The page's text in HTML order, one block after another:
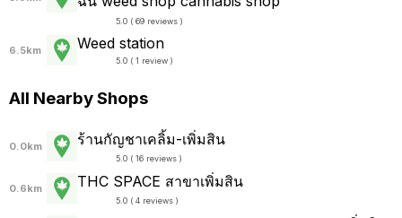
5.0 ( 69 reviews )
6.5km Weed station
5.0 ( 1 review )
All Nearby Shops
0.0km ร้านกัญชาเคลิ้ม-เพิ่มสิน
5.0 ( 16 reviews )
0.6km THC SPACE สาขาเพิ่มสิน
5.0 ( 4 reviews )